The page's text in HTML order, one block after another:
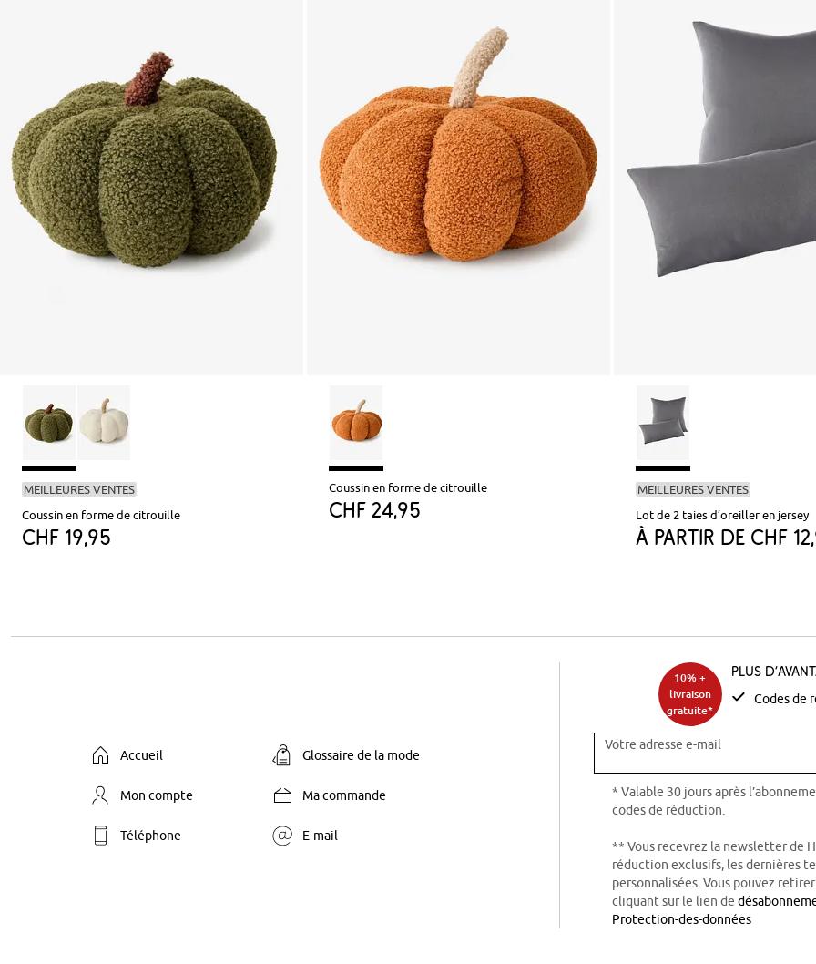
MEILLEURES VENTES
Coussin en forme de citrouille
CHF 19,95
Coussin en forme de citrouille
CHF 24,95
MEILLEURES VENTES
Lot de 2 taies d’oreiller en jersey
à partir de CHF
Accueil Glossaire de la mode
Mon compte Ma commande
Téléphone E-mail
10% +
livraison
gratuite*
Plus
Codes de
Votre adresse e-mail
* Valable 30 jours après
codes de réduction.
** Vous recevrez la newsletter de
réduction exclusifs, les dernières
personnalisées. Vous pouvez
cliquant sur le lien de
Protection-des-données